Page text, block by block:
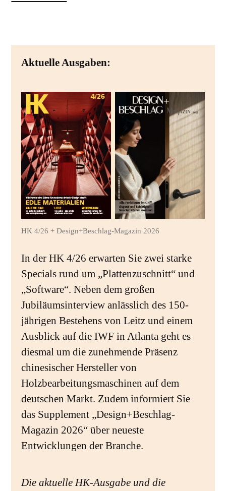
Aktuelle Ausgaben:
HK 4/26 + Design+Beschlag-Magazin 2026
In der HK 4/26 erwarten Sie zwei starke
Specials rund um „Plattenzuschnitt“ und
„Software“. Neben dem großen
Jubiläumsinterview anlässlich des 150-
jährigen Bestehens von Leitz und einem
Ausblick auf die IWF in Atlanta geht es
diesmal um die zunehmende Präsenz
chinesischer Hersteller von
Holzbearbeitungsmaschinen auf dem
deutschen Markt. Zudem informiert Sie
das Supplement „Design+Beschlag-
Magazin 2026“ über neueste
Entwicklungen der Branche.
Die aktuelle HK-Ausgabe und die